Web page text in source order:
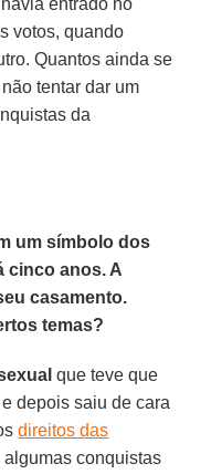
votos, quando
Quantos ainda se
tentar dar um
da
um símbolo dos
cinco anos. A
casamento.
temas?
que teve que
depois saiu de cara
direitos das
conquistas